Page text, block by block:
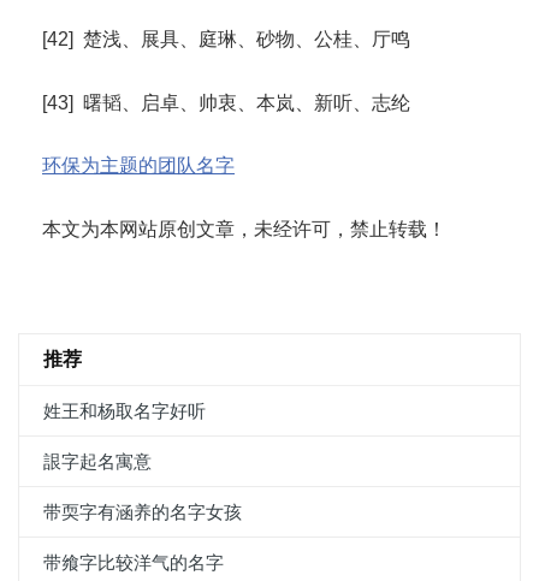
[42] 楚浅、展具、庭琳、砂物、公桂、厅鸣
[43] 曙韬、启卓、帅衷、本岚、新听、志纶
环保为主题的团队名字
本文为本网站原创文章，未经许可，禁止转载！
推荐
姓王和杨取名字好听
詪字起名寓意
带耎字有涵养的名字女孩
带飨字比较洋气的名字